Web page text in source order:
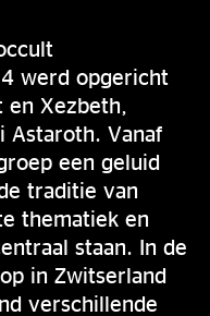
werd opgericht
Xezbeth,
Astaroth. Vanaf
een geluid
traditie van
thematiek en
staan. In de
in Zwitserland
verschillende